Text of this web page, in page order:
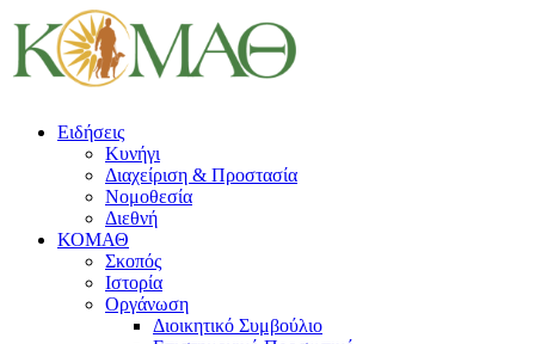
Ειδήσεις
Κυνήγι
Διαχείριση & Προστασία
Νομοθεσία
Διεθνή
ΚΟΜΑΘ
Σκοπός
Ιστορία
Οργάνωση
Διοικητικό Συμβούλιο